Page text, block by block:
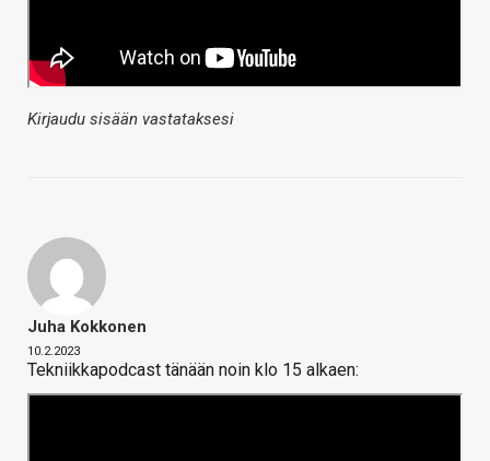
Kirjaudu sisään vastataksesi
Juha Kokkonen
10.2.2023
Tekniikkapodcast tänään noin klo 15 alkaen: